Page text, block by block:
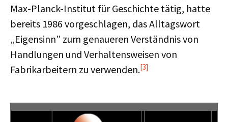
Max-Planck-Institut für Geschichte tätig, hatte
bereits 1986 vorgeschlagen, das Alltagswort
„Eigensinn” zum genaueren Verständnis von
Handlungen und Verhaltensweisen von
Fabrikarbeitern zu verwenden.[3]